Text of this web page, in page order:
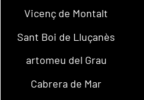
Vicenç de Montalt
Sant Boi de Lluçanès
artomeu del Grau
Cabrera de Mar